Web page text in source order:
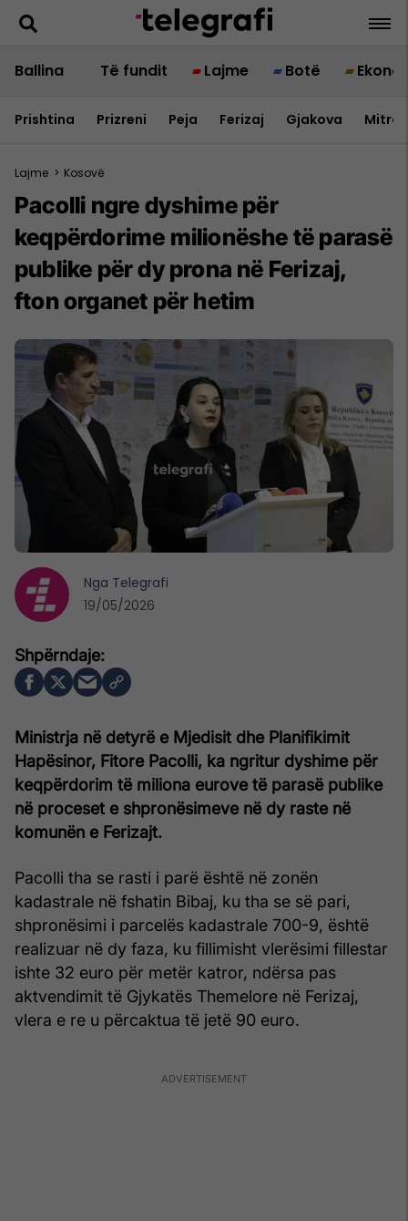
Ballina Të fundit Lajme Botë
Prishtina Prizreni Peja Ferizaj Gjakova
Lajme > Kosovë
​Pacolli ngre dyshime për
keqpërdorime milionëshe të parasë
publike për dy prona në Ferizaj,
fton organet për hetim
Ministrja në detyrë e Mjedisit dhe Planifikimit
Hapësinor, Fitore Pacolli, ka ngritur dyshime për
keqpërdorim të miliona eurove të parasë publike
në proceset e shpronësimeve në dy raste në
komunën e Ferizajt.
Pacolli tha se rasti i parë është në zonën
kadastrale në fshatin Bibaj, ku tha se së pari,
shpronësimi i parcelës kadastrale 700-9, është
realizuar në dy faza, ku fillimisht vlerësimi fillestar
ishte 32 euro për metër katror, ndërsa pas
aktvendimit të Gjykatës Themelore në Ferizaj,
vlera e re u përcaktua të jetë 90 euro.
Nga Telegrafi
19/05/2026